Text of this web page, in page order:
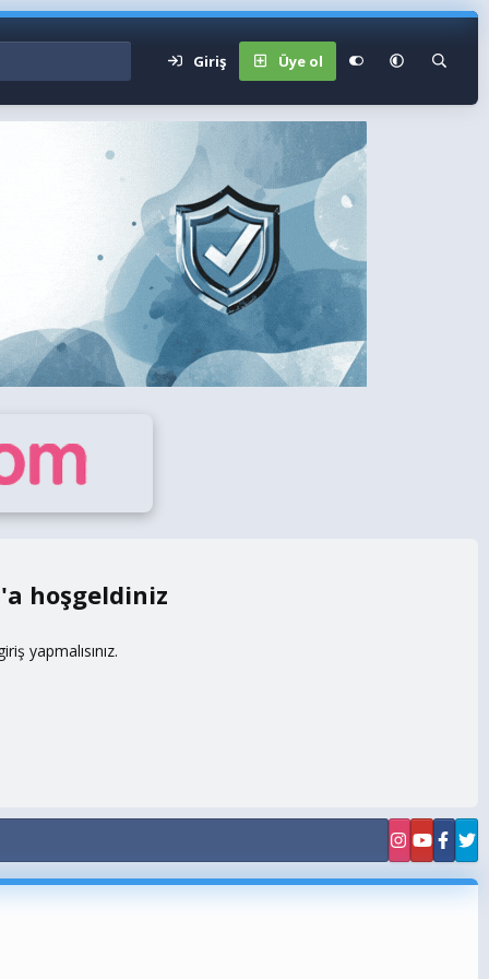
Giriş Üye ol
yapmalısınız.